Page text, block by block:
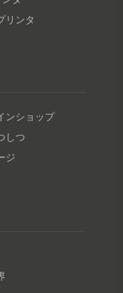
リンタ
ンショップ
しつ
ジ